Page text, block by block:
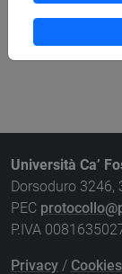
Ricerca
Università Ca’
Dorsoduro 3246,
PEC
P.IVA
Privacy / Cookies